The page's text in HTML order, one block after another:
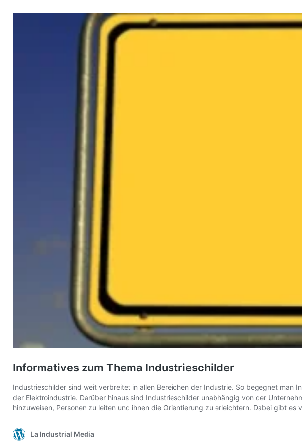
Informatives zum Thema Industrieschilder
Industrieschilder sind weit verbreitet in allen Bereichen der Industrie. So begegnet man
der Elektroindustrie. Darüber hinaus sind Industrieschilder unabhängig von der
hinzuweisen, Personen zu leiten und ihnen die Orientierung zu erleichtern. Dabei gibt es
La Industrial Media